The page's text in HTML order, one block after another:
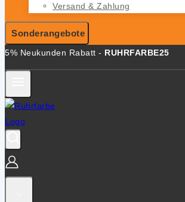
Versand & Zahlung
Sonderangebote
5% Neukunden Rabatt - RUHRFARBE25